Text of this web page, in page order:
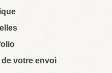
votre envoi